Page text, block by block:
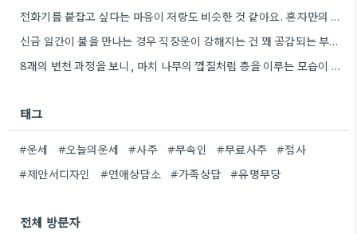
전화기를 붙잡고 싶다는 마음이 저랑도 비슷한 것 같아요. 혼자만의 시간을 잘 활용하지 못해서 불안할 때,…
신금 일간이 불을 만나는 경우 직장운이 강해지는 건 꽤 공감되는 부분이에요. 좀 더 구체적으로 어떤…
8괘의 변천 과정을 보니, 마치 나무의 껍질처럼 층을 이루는 모습이 떠올라요. 한 번의 변화를 통해…
태그
#운세 #오늘의운세 #사주 #무속인 #무료사주
#점사
#제안서디자인
#연애상담소 #가족상담 #유명무당
전체 방문자